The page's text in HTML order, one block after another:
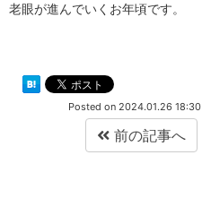
老眼が進んでいくお年頃です。
Posted on 2024.01.26 18:30
前の記事へ